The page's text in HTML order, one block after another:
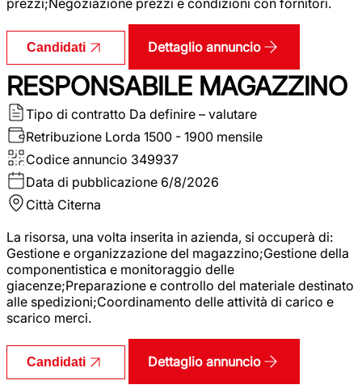
Candidati Dettaglio annuncio
RESPONSABILE MAGAZZINO
Tipo di contratto Da definire – valutare
Retribuzione Lorda 1500 - 1900 mensile
Codice annuncio 349937
Data di pubblicazione 6/8/2026
Città Citerna
La risorsa, una volta inserita in azienda, si occuperà di:
Gestione e organizzazione del magazzino;Gestione della
componentistica e monitoraggio delle
giacenze;Preparazione e controllo del materiale destinato
alle spedizioni;Coordinamento delle attività di carico e
scarico merci.
Candidati Dettaglio annuncio